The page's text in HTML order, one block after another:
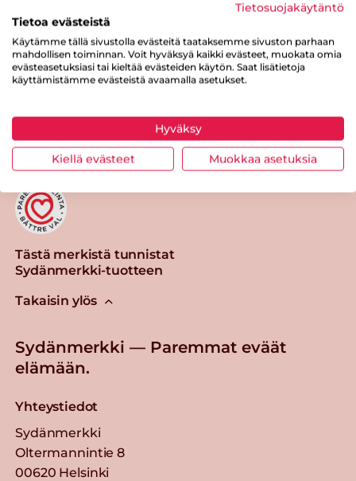
0 g
Tästä merkistä tunnistat
Sydänmerkki-tuotteen
Takaisin ylös
Sydänmerkki — Paremmat eväät
elämään.
Yhteystiedot
Sydänmerkki
Oltermannintie 8
00620 Helsinki
Tietosuojakäytäntö
Tietoa evästeistä
Käytämme tällä sivustolla evästeitä taataksemme sivuston parhaan
mahdollisen toiminnan. Voit hyväksyä kaikki evästeet, muokata omia
evästeasetuksiasi tai kieltää evästeiden käytön. Saat lisätietoja
käyttämistämme evästeistä avaamalla asetukset.
Hyväksy
Kiellä evästeet Muokkaa asetuksia